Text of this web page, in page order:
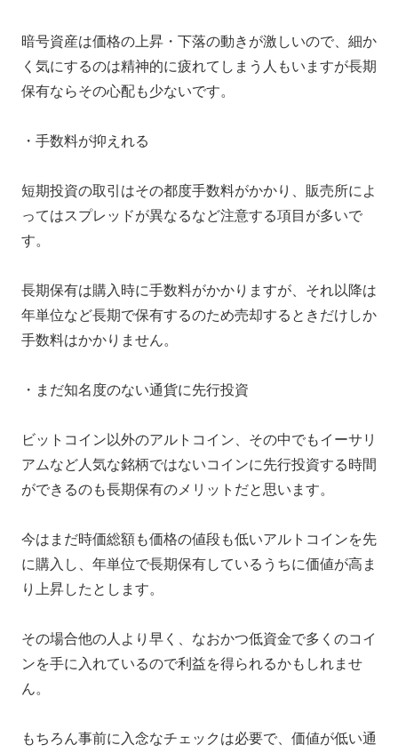
暗号資産は価格の上昇・下落の動きが激しいので、細か
く気にするのは精神的に疲れてしまう人もいますが長期
保有ならその心配も少ないです。
・手数料が抑えれる
短期投資の取引はその都度手数料がかかり、販売所によ
ってはスプレッドが異なるなど注意する項目が多いで
す。
長期保有は購入時に手数料がかかりますが、それ以降は
年単位など長期で保有するのため売却するときだけしか
手数料はかかりません。
・まだ知名度のない通貨に先行投資
ビットコイン以外のアルトコイン、その中でもイーサリ
アムなど人気な銘柄ではないコインに先行投資する時間
ができるのも長期保有のメリットだと思います。
今はまだ時価総額も価格の値段も低いアルトコインを先
に購入し、年単位で長期保有しているうちに価値が高ま
り上昇したとします。
その場合他の人より早く、なおかつ低資金で多くのコイ
ンを手に入れているので利益を得られるかもしれませ
ん。
もちろん事前に入念なチェックは必要で、価値が低い通